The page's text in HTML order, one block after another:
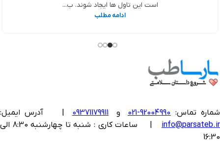
است این تاول ها ایجاد شوند. ب...
ادامه مطلب
شماره تماس: 92004990-021 و 09371179911
آدرس ایمیل:
info@parsateb.ir
| ساعات کاری : شنبه تا چهارشنبه 8:30 الی
16:30